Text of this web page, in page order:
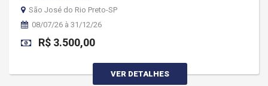
São José do Rio Preto-SP
08/07/26 à 31/12/26
R$ 3.500,00
VER DETALHES